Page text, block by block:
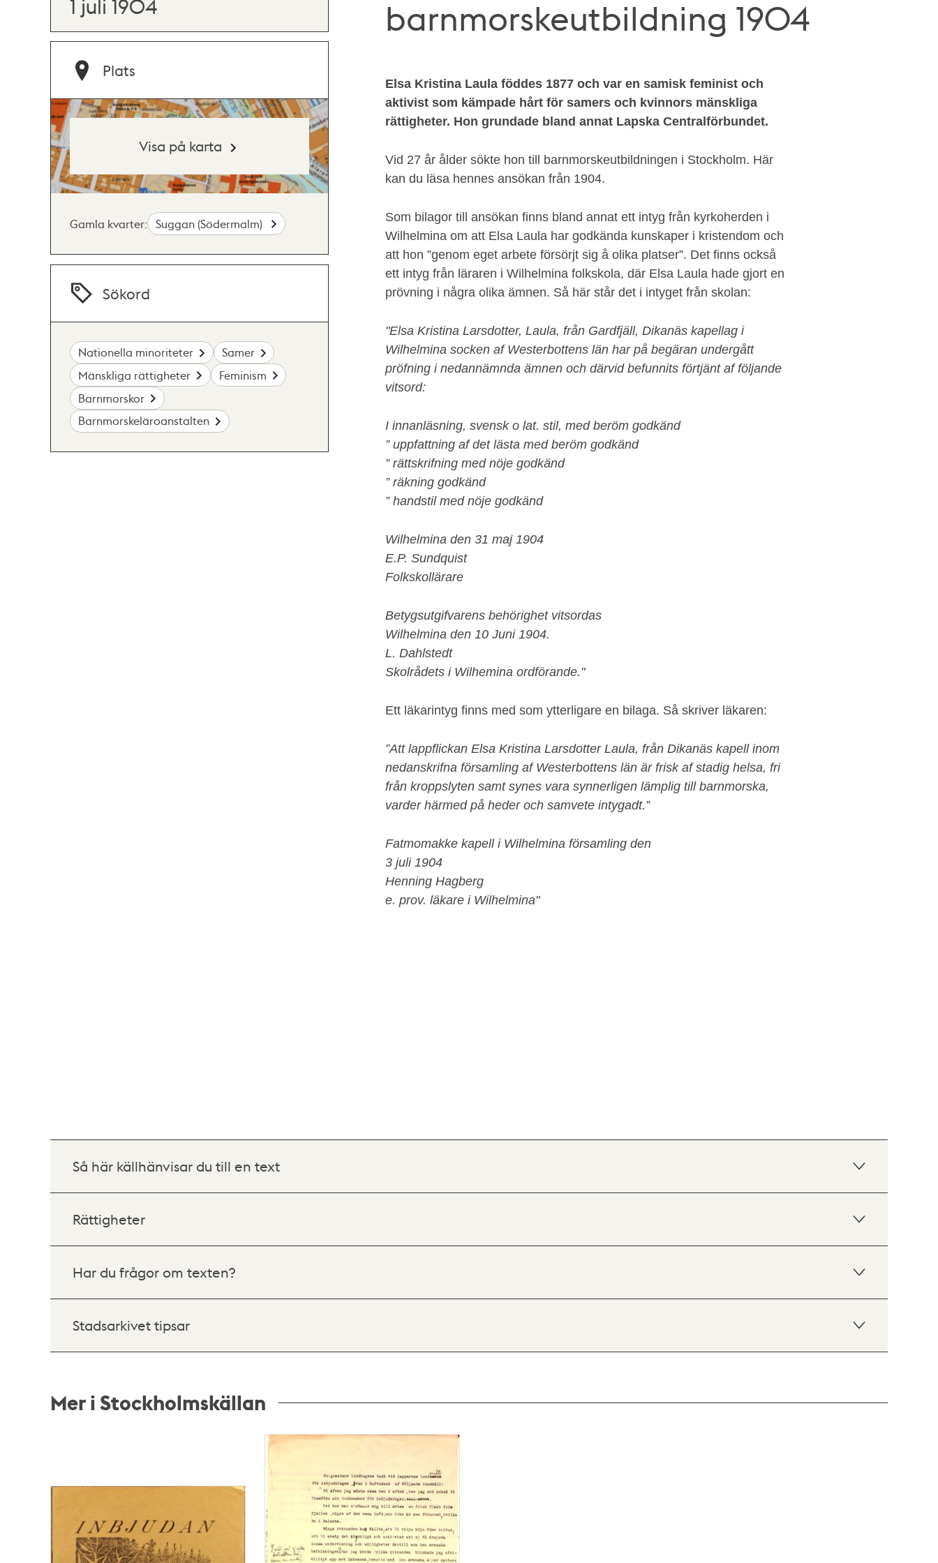
barnmorskeutbildning 1904
Elsa Kristina Laula föddes 1877 och var en samisk feminist och
aktivist som kämpade hårt för samers och kvinnors mänskliga
rättigheter. Hon grundade bland annat Lapska Centralförbundet.
Vid 27 år ålder sökte hon till barnmorskeutbildningen i Stockholm. Här
kan du läsa hennes ansökan från 1904.
Som bilagor till ansökan finns bland annat ett intyg från kyrkoherden i
Wilhelmina om att Elsa Laula har godkända kunskaper i kristendom och
att hon ”genom eget arbete försörjt sig å olika platser”. Det finns också
ett intyg från läraren i Wilhelmina folkskola, där Elsa Laula hade gjort en
prövning i några olika ämnen. Så här står det i intyget från skolan:
"Elsa Kristina Larsdotter, Laula, från Gardfjäll, Dikanäs kapellag i
Wilhelmina socken af Westerbottens län har på begäran undergått
pröfning i nedannämnda ämnen och därvid befunnits förtjänt af följande
vitsord:
I innanläsning, svensk o lat. stil, med beröm godkänd
” uppfattning af det lästa med beröm godkänd
” rättskrifning med nöje godkänd
” räkning godkänd
” handstil med nöje godkänd
Wilhelmina den 31 maj 1904
E.P. Sundquist
Folkskollärare
Betygsutgifvarens behörighet vitsordas
Wilhelmina den 10 Juni 1904.
L. Dahlstedt
Skolrådets i Wilhemina ordförande."
Ett läkarintyg finns med som ytterligare en bilaga. Så skriver läkaren:
”Att lappflickan Elsa Kristina Larsdotter Laula, från Dikanäs kapell inom
nedanskrifna församling af Westerbottens län är frisk af stadig helsa, fri
från kroppslyten samt synes vara synnerligen lämplig till barnmorska,
varder härmed på heder och samvete intygadt.”
Fatmomakke kapell i Wilhelmina församling den
3 juli 1904
Henning Hagberg
e. prov. läkare i Wilhelmina"
1 juli 1904
Plats
Visa på karta
Gamla kvarter: Suggan (Södermalm)
Sökord
Nationella minoriteter
Samer
Mänskliga rättigheter
Feminism
Barnmorskor
Barnmorskeläroanstalten
Så här källhänvisar du till en text
Rättigheter
Har du frågor om texten?
Stadsarkivet tipsar
Mer i Stockholmskällan